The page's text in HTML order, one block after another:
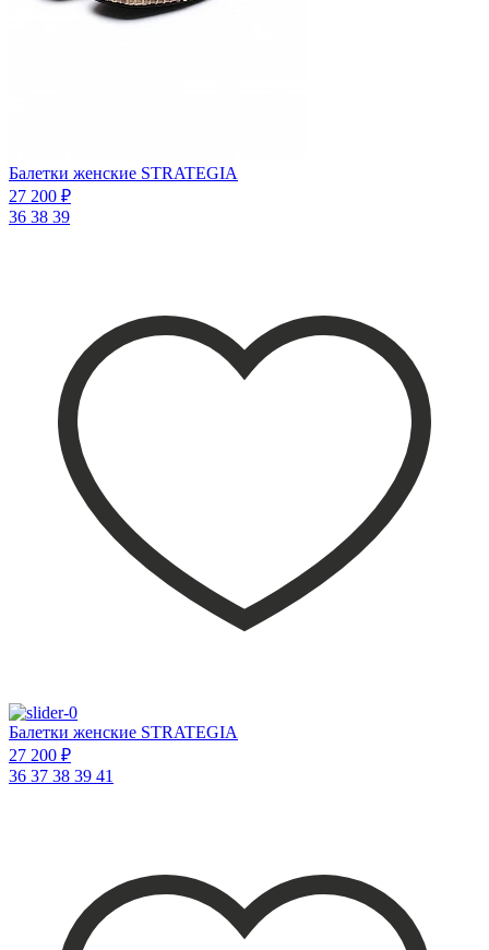
Балетки женские STRATEGIA
27 200 ₽
36 38 39
Балетки женские STRATEGIA
27 200 ₽
36 37 38 39 41